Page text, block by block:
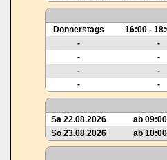
Donnerstags
16:00 -
-
-
-
-
-
-
-
-
Sa 22.08.2026
ab
So 23.08.2026
ab